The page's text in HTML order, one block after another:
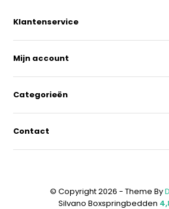
Klantenservice
Mijn account
Categorieën
Contact
© Copyright 2026 - Theme By
Silvano Boxspringbedden